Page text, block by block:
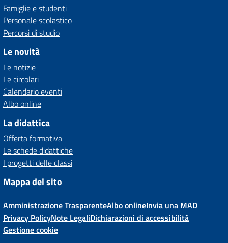
Famiglie e studenti
Personale scolastico
Percorsi di studio
Le novità
Le notizie
Le circolari
Calendario eventi
Albo online
La didattica
Offerta formativa
Le schede didattiche
I progetti delle classi
Mappa del sito
Amministrazione TrasparenteAlbo onlineInvia una MAD
Privacy PolicyNote LegaliDichiarazioni di accessibilità
Gestione cookie